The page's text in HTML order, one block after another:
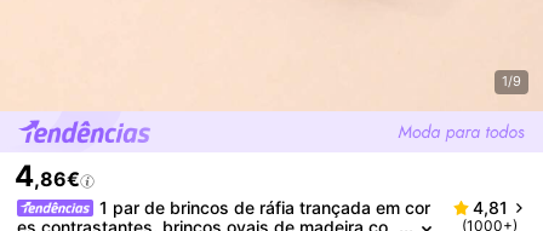
1/9
4,86€
1 par de brincos de ráfia trançada em cor
es contrastantes, brincos ovais de madeira co
4,81
(1000+)